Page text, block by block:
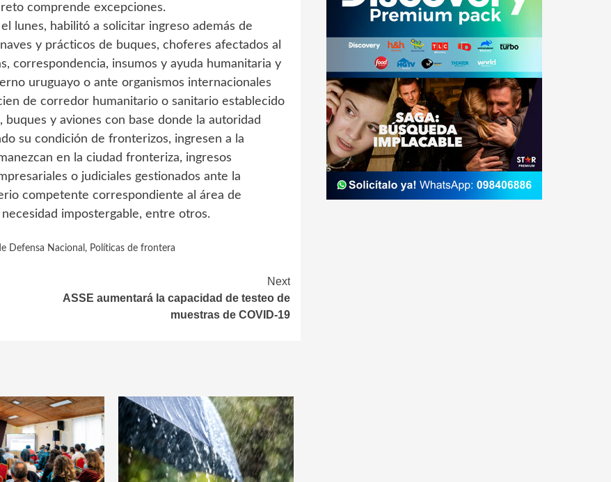
comprende excepciones.
lunes, habilitó a solicitar ingreso además de
y prácticos de buques, choferes afectados al
correspondencia, insumos y ayuda humanitaria y
uruguayo o ante organismos internacionales
de corredor humanitario o sanitario establecido
y aviones con base donde la autoridad
su condición de fronterizos, ingresen a la
en la ciudad fronteriza, ingresos
o judiciales gestionados ante la
competente correspondiente al área de
impostergable, entre otros.
Defensa Nacional , Políticas de frontera
Next
ASSE aumentará la capacidad de testeo de
muestras de COVID-19